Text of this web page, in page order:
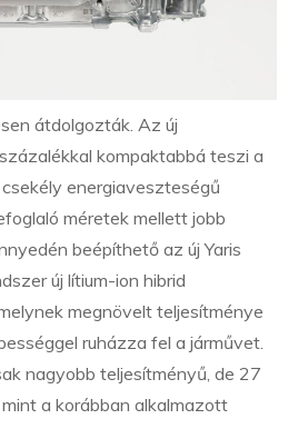
átdolgozták. Az új
kompaktabbá teszi a
energiaveszteségű
méretek mellett jobb
beépíthető az új Yaris
új lítium-ion hibrid
megnövelt teljesítménye
ruházza fel a járművet.
nagyobb teljesítményű, de 27
a korábban alkalmazott